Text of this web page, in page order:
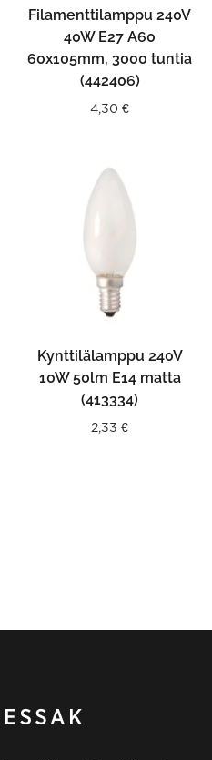
Filamenttilamppu 240V
40W E27 A60
60x105mm, 3000 tuntia
(442406)
4,30 €
Kynttilälamppu 240V
10W 50lm E14 matta
(413334)
2,33 €